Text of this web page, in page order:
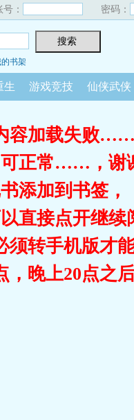
号： 密码：
书架
生 游戏竞技 仙侠武侠
容加载失败……
可正常……，谢
添加到书签，
直接点开继续
须转手机版才能
，晚上20点之后